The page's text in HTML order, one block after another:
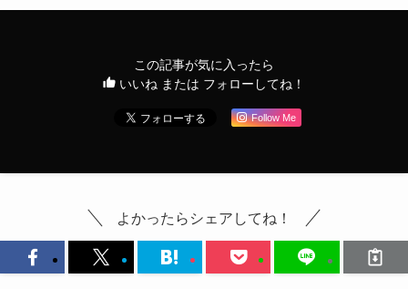
この記事が気に入ったら
いいね または フォローしてね！
Follow Me
よかったらシェアしてね！